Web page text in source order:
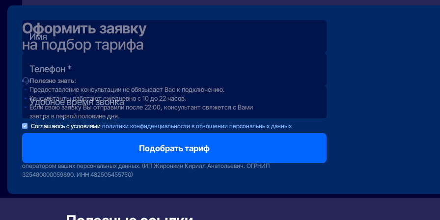
Оформить заявку
на подбор тарифа
Соглашаюсь с условиямиполитики конфиденциальности в отношении персональных данных
Полезно знать:
Предоставление консультации не обязывает Вас к подключению.
Консультанты работают ежедневно с 10 до 22 часов.
Если свою заявку Вы отправили после 22:00, консультант свяжется с Вами
завтра в первой половине дня.
Отправляя заявку вы подтверждаете передачу персональных данных оператору
оператором ваших персональных данных. (ИП Жиронкин Кирилл Анатольевич. ОГРНИП
325480000059890. ИНН 482505455750)